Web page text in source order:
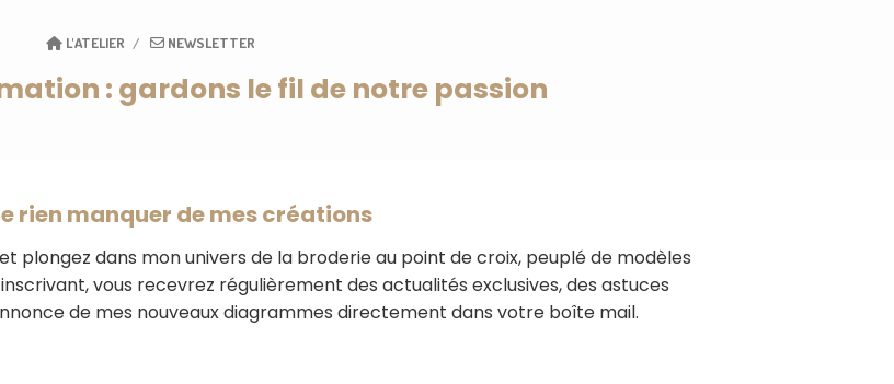
L'ATELIER NEWSLETTER
: gardons le fil de notre passion
rien manquer de mes créations
plongez dans mon univers de la broderie au point de croix, peuplé de modèles
vous recevrez régulièrement des actualités exclusives, des astuces
de mes nouveaux diagrammes directement dans votre boîte mail.